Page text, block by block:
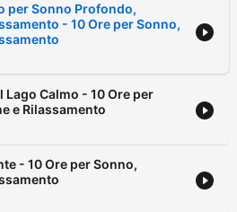
per Sonno Profondo,
- 10 Ore per Sonno,
Calmo - 10 Ore per
e Rilassamento
- 10 Ore per Sonno,